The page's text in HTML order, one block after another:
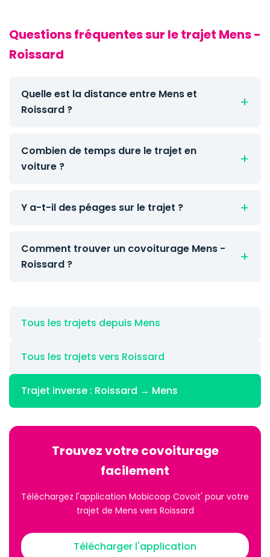
Questions fréquentes sur le trajet Mens -
Roissard
Quelle est la distance entre Mens et
Roissard ?
Combien de temps dure le trajet en
voiture ?
Y a-t-il des péages sur le trajet ?
Comment trouver un covoiturage Mens -
Roissard ?
Tous les trajets depuis Mens
Tous les trajets vers Roissard
Trajet inverse : Roissard → Mens
Trouvez votre covoiturage
facilement
Téléchargez l'application Mobicoop Covoit' pour votre
trajet de Mens vers Roissard
Télécharger l'application